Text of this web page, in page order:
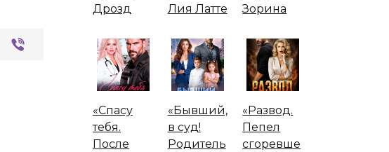
Дрозд
Лия Латте
Зорина
«Спасу
тебя.
После
«Бывший,
в суд!
Родитель
«Развод.
Пепел
сгоревше